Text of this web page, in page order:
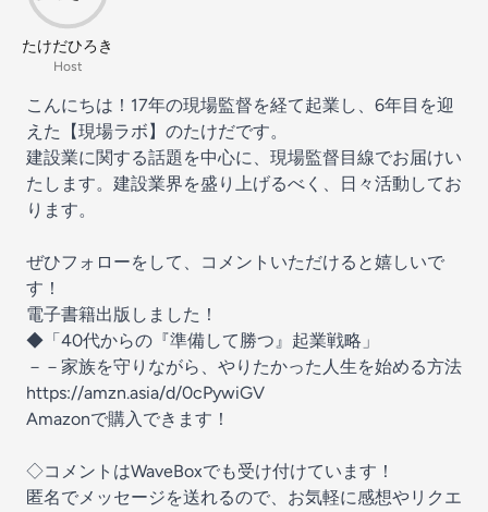
たけだひろき
Host
こんにちは！17年の現場監督を経て起業し、6年目を迎
えた【現場ラボ】のたけだです。
建設業に関する話題を中心に、現場監督目線でお届けい
たします。建設業界を盛り上げるべく、日々活動してお
ります。
ぜひフォローをして、コメントいただけると嬉しいで
す！
電子書籍出版しました！
◆「40代からの『準備して勝つ』起業戦略」
－－家族を守りながら、やりたかった人生を始める方法
https://amzn.asia/d/0cPywiGV
Amazonで購入できます！
◇コメントはWaveBoxでも受け付けています！
匿名でメッセージを送れるので、お気軽に感想やリクエ